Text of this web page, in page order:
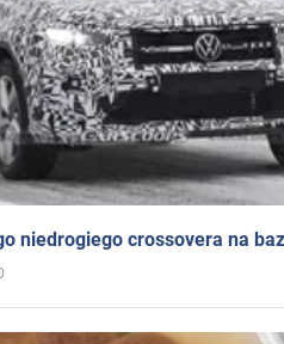
niedrogiego crossovera na